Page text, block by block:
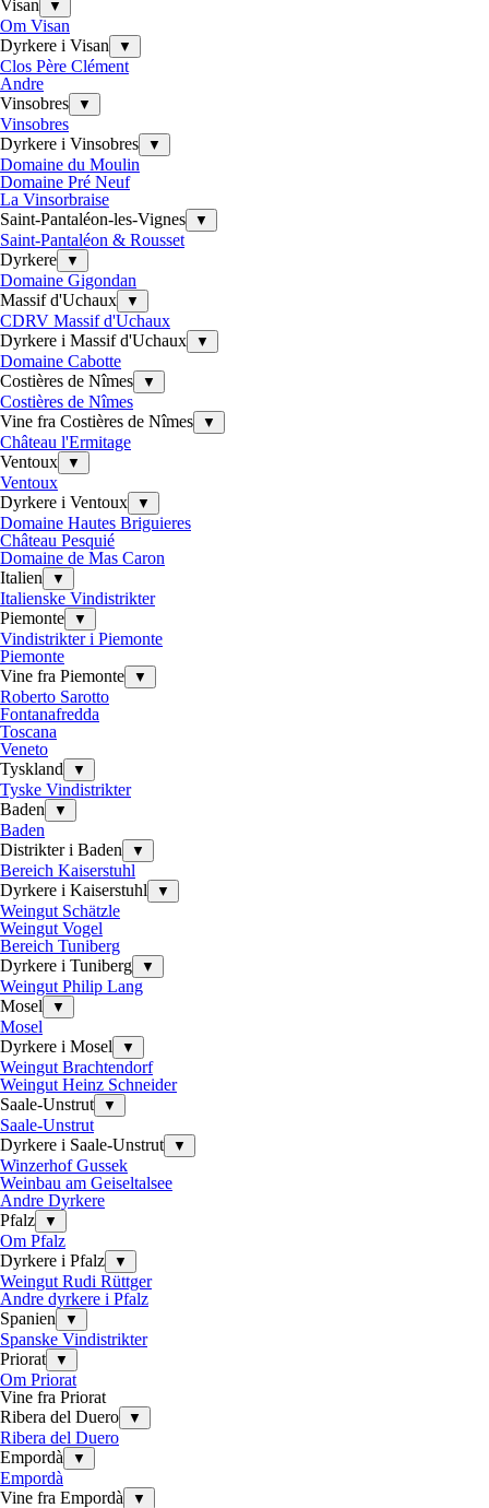
Visan ▼
Om Visan
Dyrkere i Visan
▼
Clos Père Clément
Andre
Vinsobres
▼
Vinsobres
Dyrkere i Vinsobres
▼
Domaine du Moulin
Domaine Pré Neuf
La Vinsorbraise
Saint-Pantaléon-les-Vignes
▼
Saint-Pantaléon & Rousset
Dyrkere
▼
Domaine Gigondan
Massif d'Uchaux
▼
CDRV Massif d'Uchaux
Dyrkere i Massif d'Uchaux
▼
Domaine Cabotte
Costières de Nîmes
▼
Costières de Nîmes
Vine fra Costières de Nîmes
▼
Château l'Ermitage
Ventoux
▼
Ventoux
Dyrkere i Ventoux
▼
Domaine Hautes Briguieres
Château Pesquié
Domaine de Mas Caron
Italien
▼
Italienske Vindistrikter
Piemonte
▼
Vindistrikter i Piemonte
Piemonte
Vine fra Piemonte
▼
Roberto Sarotto
Fontanafredda
Toscana
Veneto
Tyskland
▼
Tyske Vindistrikter
Baden
▼
Baden
Distrikter i Baden
▼
Bereich Kaiserstuhl
Dyrkere i Kaiserstuhl
▼
Weingut Schätzle
Weingut Vogel
Bereich Tuniberg
Dyrkere i Tuniberg
▼
Weingut Philip Lang
Mosel
▼
Mosel
Dyrkere i Mosel
▼
Weingut Brachtendorf
Weingut Heinz Schneider
Saale-Unstrut
▼
Saale-Unstrut
Dyrkere i Saale-Unstrut
▼
Winzerhof Gussek
Weinbau am Geiseltalsee
Andre Dyrkere
Pfalz
▼
Om Pfalz
Dyrkere i Pfalz
▼
Weingut Rudi Rüttger
Andre dyrkere i Pfalz
Spanien
▼
Spanske Vindistrikter
Priorat
▼
Om Priorat
Vine fra Priorat
Ribera del Duero
▼
Ribera del Duero
Empordà
▼
Empordà
Vine fra Empordà
▼